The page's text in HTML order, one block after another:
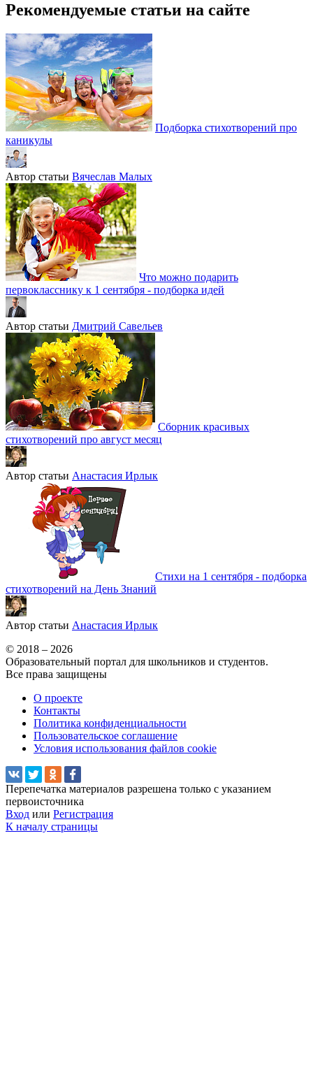
Рекомендуемые статьи на сайте
Подборка стихотворений про
каникулы
Автор статьи Вячеслав Малых
Что можно подарить
первокласснику к 1 сентября - подборка идей
Автор статьи Дмитрий Савельев
Сборник красивых
стихотворений про август месяц
Автор статьи Анастасия Ирлык
Стихи на 1 сентября - подборка
стихотворений на День Знаний
Автор статьи Анастасия Ирлык
© 2018 – 2026
Образовательный портал для школьников и студентов.
Все права защищены
О проекте
Контакты
Политика конфиденциальности
Пользовательское соглашение
Условия использования файлов cookie
Перепечатка материалов разрешена только с указанием
первоисточника
Вход или Регистрация
К началу страницы